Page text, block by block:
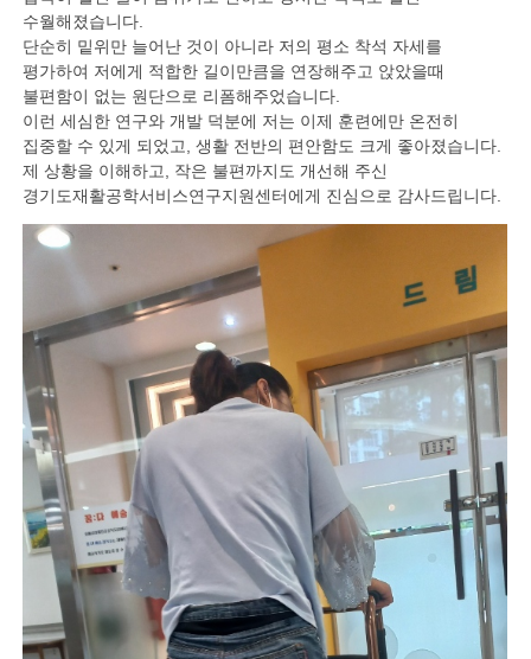
수월해졌습니다.
단순히 밑위만 늘어난 것이 아니라 저의 평소 착석 자세를
평가하여 저에게 적합한 길이만큼을 연장해주고 앉았을때
불편함이 없는 원단으로 리폼해주었습니다.
이런 세심한 연구와 개발 덕분에 저는 이제 훈련에만 온전히
집중할 수 있게 되었고, 생활 전반의 편안함도 크게 좋아졌습니다.
제 상황을 이해하고, 작은 불편까지도 개선해 주신
경기도재활공학서비스연구지원센터에게 진심으로 감사드립니다.